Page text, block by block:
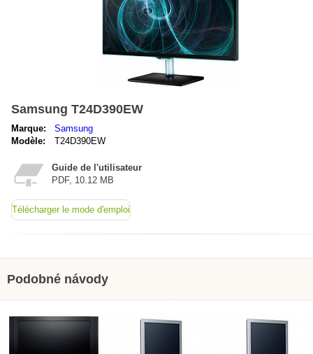
Samsung T24D390EW
Marque:
Samsung
Modèle:
T24D390EW
Guide de l'utilisateur
PDF, 10.12 MB
Télécharger le mode d'emploi
Podobné návody